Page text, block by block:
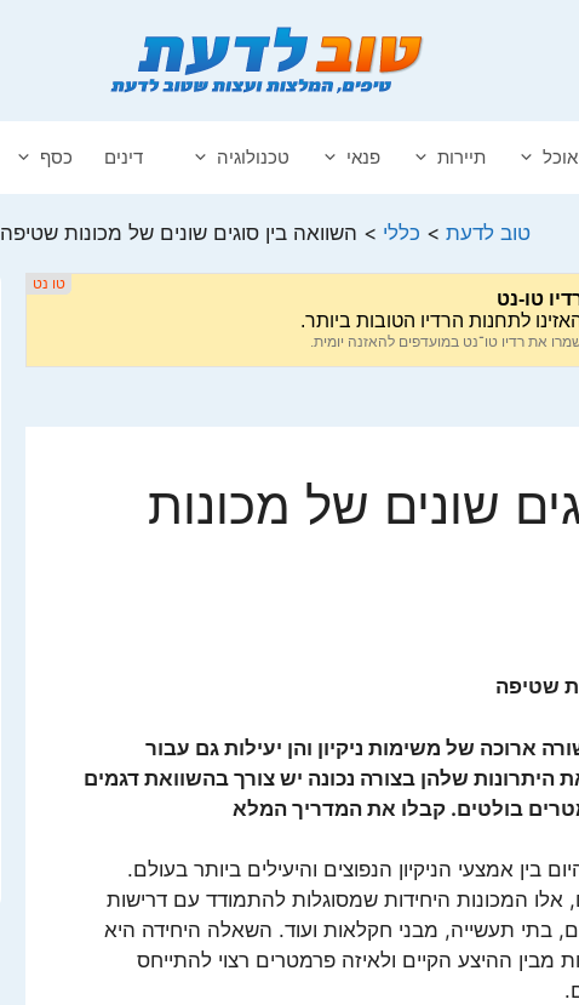
אוכל תיירות פנאי טכנולוגיה דינים כסף
טוב לדעת > כללי > השוואה בין סוגים שונים של מכונות שטיפה
שונים של מכונות
שטיפה
ארוכה של משימות ניקיון והן יעילות גם עבור
שלהן בצורה נכונה יש צורך בהשוואת דגמים
בולטים. קבלו את המדריך המלא
בין אמצעי הניקיון הנפוצים והיעילים ביותר בעולם.
המכונות היחידות שמסוגלות להתמודד עם דרישות
בתי תעשייה, מבני חקלאות ועוד. השאלה היחידה היא
מבין ההיצע הקיים ולאיזה פרמטרים רצוי להתייחס